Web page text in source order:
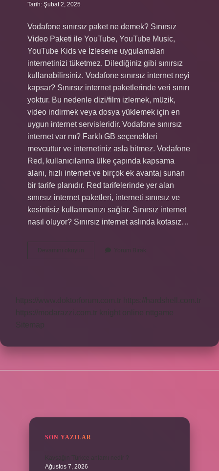
Tarih: Şubat 2, 2025
Vodafone sınırsız paket ne demek? Sınırsız
Video Paketi ile YouTube, YouTube Music,
YouTube Kids ve İzlesene uygulamaları
internetinizi tüketmez. Dilediğiniz gibi sınırsız
kullanabilirsiniz. Vodafone sınırsız internet neyi
kapsar? Sınırsız internet paketlerinde veri sınırı
yoktur. Bu nedenle dizi/film izlemek, müzik,
video indirmek veya dosya yüklemek için en
uygun internet servisleridir. Vodafone sınırsız
internet var mı? Farklı GB seçenekleri
mevcuttur ve internetiniz asla bitmez. Vodafone
Red, kullanıcılarına ülke çapında kapsama
alanı, hızlı internet ve birçok ek avantaj sunan
bir tarife planıdır. Red tarifelerinde yer alan
sınırsız internet paketleri, interneti sınırsız ve
kesintisiz kullanmanızı sağlar. Sınırsız internet
nasıl oluyor? Sınırsız internet aslında kotasız…
Devamını okuyun
Vodafone
Sınırsız
Yorum Bırak
https://www.doktorforum.com.tr
https://hardshell.com.tr
https://modarazzi.com.tr
knight online
nttgame
Sitemap
SON YAZILAR
Ağustos 7, 2026